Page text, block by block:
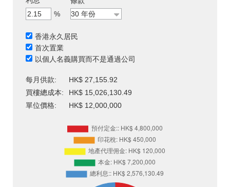
%
香港永久居民
首次置業
以個人名義購買而不是通過公司
每月供款:
HK$ 27,155.92
買樓總成本:
HK$ 15,026,130.49
單位價格:
HK$ 12,000,000